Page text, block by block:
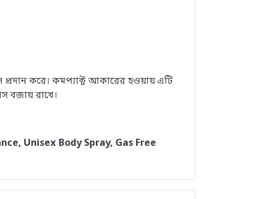
প্রদান করে। কমপ্যাক্ট আকারের হওয়ায় এটি
বজায় রাখে।
Unisex Body Spray, Gas Free